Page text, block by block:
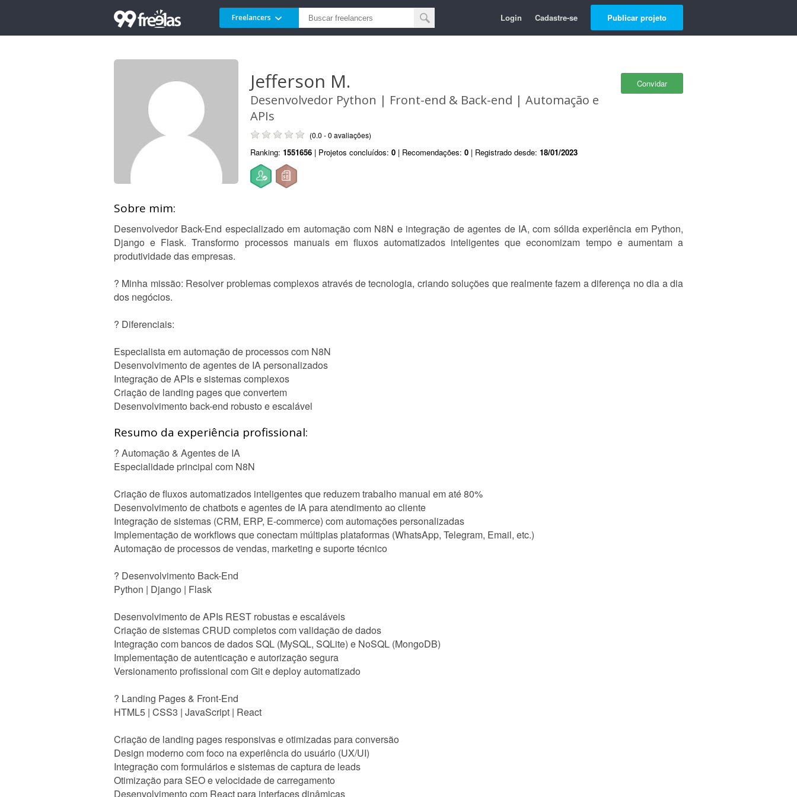
Freelancers Login Cadastre-se Publicar projeto
Convidar
Jefferson M.
Desenvolvedor Python | Front-end & Back-end | Automação e
APIs
(0.0 - 0 avaliações)
Ranking: 1551656 | Projetos concluídos: 0 | Recomendações: 0 | Registrado desde: 18/01/2023
Sobre mim:
Desenvolvedor Back-End especializado em automação com N8N e integração de agentes de IA, com sólida experiência em Python,
Django e Flask. Transformo processos manuais em fluxos automatizados inteligentes que economizam tempo e aumentam a
produtividade das empresas.
? Minha missão: Resolver problemas complexos através de tecnologia, criando soluções que realmente fazem a diferença no dia a dia
dos negócios.
? Diferenciais:
Especialista em automação de processos com N8N
Desenvolvimento de agentes de IA personalizados
Integração de APIs e sistemas complexos
Criação de landing pages que convertem
Desenvolvimento back-end robusto e escalável
Resumo da experiência profissional:
? Automação & Agentes de IA
Especialidade principal com N8N
Criação de fluxos automatizados inteligentes que reduzem trabalho manual em até 80%
Desenvolvimento de chatbots e agentes de IA para atendimento ao cliente
Integração de sistemas (CRM, ERP, E-commerce) com automações personalizadas
Implementação de workflows que conectam múltiplas plataformas (WhatsApp, Telegram, Email, etc.)
Automação de processos de vendas, marketing e suporte técnico
? Desenvolvimento Back-End
Python | Django | Flask
Desenvolvimento de APIs REST robustas e escaláveis
Criação de sistemas CRUD completos com validação de dados
Integração com bancos de dados SQL (MySQL, SQLite) e NoSQL (MongoDB)
Implementação de autenticação e autorização segura
Versionamento profissional com Git e deploy automatizado
? Landing Pages & Front-End
HTML5 | CSS3 | JavaScript | React
Criação de landing pages responsivas e otimizadas para conversão
Design moderno com foco na experiência do usuário (UX/UI)
Integração com formulários e sistemas de captura de leads
Otimização para SEO e velocidade de carregamento
Desenvolvimento com React para interfaces dinâmicas